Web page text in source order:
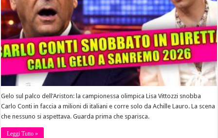
Gelo sul palco dell'Ariston: la campionessa olimpica Lisa Vittozzi snobba
Carlo Conti in faccia a milioni di italiani e corre solo da Achille Lauro. La scena
che nessuno si aspettava. Guarda prima che sparisca.
Leggi Tutto »